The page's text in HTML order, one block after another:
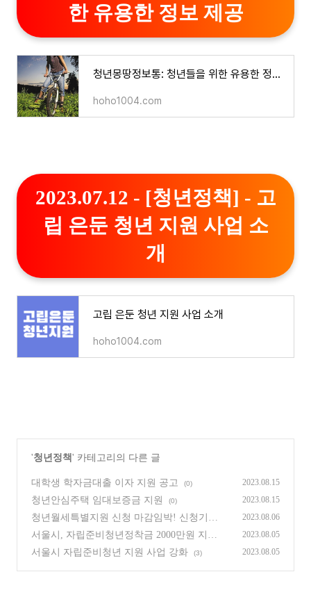
한 유용한 정보 제공
청년몽땅정보통: 청년들을 위한 유용한 정보 제공
hoho1004.com
2023.07.12 - [청년정책] - 고
립 은둔 청년 지원 사업 소
개
고립 은둔 청년 지원 사업 소개
hoho1004.com
'청년정책 ' 카테고리의 다른 글
대학생 학자금대출 이자 지원 공고 (0) 2023.08.15
청년안심주택 임대보증금 지원 (0) 2023.08.15
청년월세특별지원 신청 마감임박! 신청기간 :
22.8.22~23.8.23 (1년)
(5)
2023.08.06
서울시, 자립준비청년정착금 2000만원 지원
(1)
2023.08.05
서울시 자립준비청년 지원 사업 강화 (3) 2023.08.05